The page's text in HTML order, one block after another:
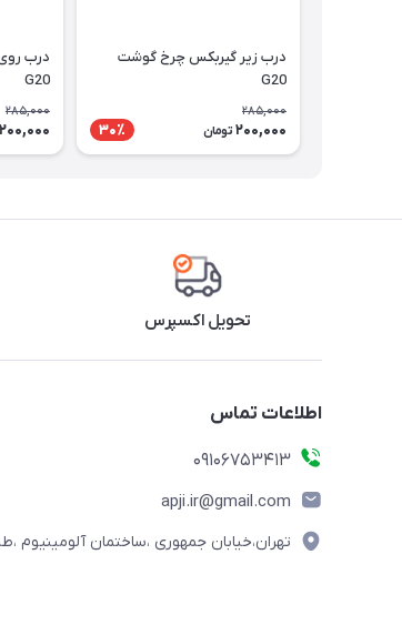
درب زیر گیربکس چرخ گوشت
G20
285,000
200,000 تومان 30٪
درب
G20
285,000
200,000
تحویل اکسپرس
اطلاعات تماس
09106753413
apji.ir@gmail.com
تهران،خیابان جمهوری ،ساختمان آلومینیوم